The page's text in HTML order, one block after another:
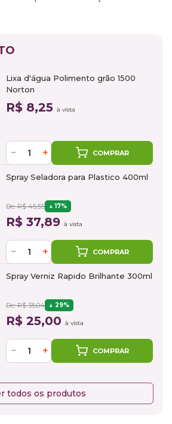
Lixa d'água Polimento grão 1500
Norton
R$ 8,25 à vista
− + COMPRAR
Spray Seladora para Plastico 400ml
De: R$ 45,55 17%
R$ 37,89 à vista
− + COMPRAR
Spray Verniz Rapido Brilhante 300ml
De: R$ 35,04 29%
R$ 25,00 à vista
− + COMPRAR
todos os produtos